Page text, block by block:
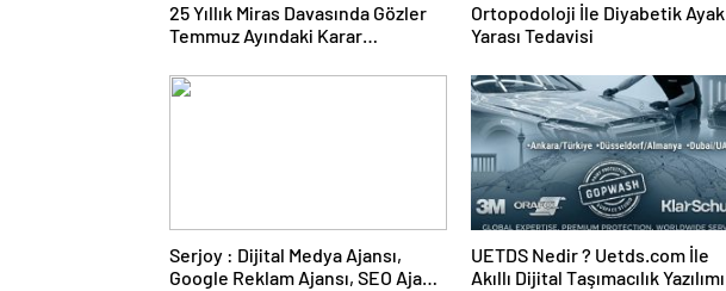
25 Yıllık Miras Davasında Gözler
Temmuz Ayındaki Karar
Ortopodoloji İle Diyabetik Ayak
Yarası Tedavisi
Serjoy : Dijital Medya Ajansı,
Google Reklam Ajansı, SEO Ajansı
UETDS Nedir ? Uetds.com İle
Akıllı Dijital Taşımacılık Yazılımı